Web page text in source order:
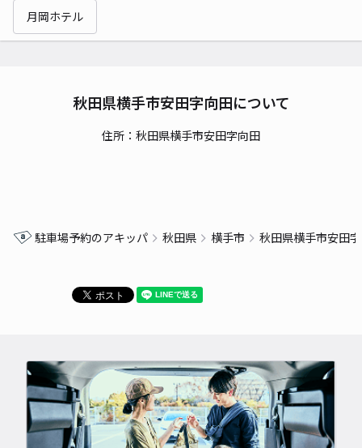
月岡ホテル
秋田県横手市安田字向田について
住所：秋田県横手市安田字向田
駐車場予約のアキッパ 秋田県 横手市 秋田県横手市安田